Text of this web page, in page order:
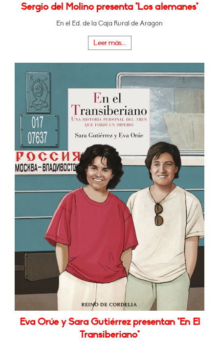
Sergio del Molino presenta "Los alemanes"
En el Ed. de la Caja Rural de Aragón
Leer más...
Eva Orúe y Sara Gutiérrez presentan "En El
Transiberiano"